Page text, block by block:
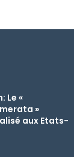
Le «
»
aux Etats-